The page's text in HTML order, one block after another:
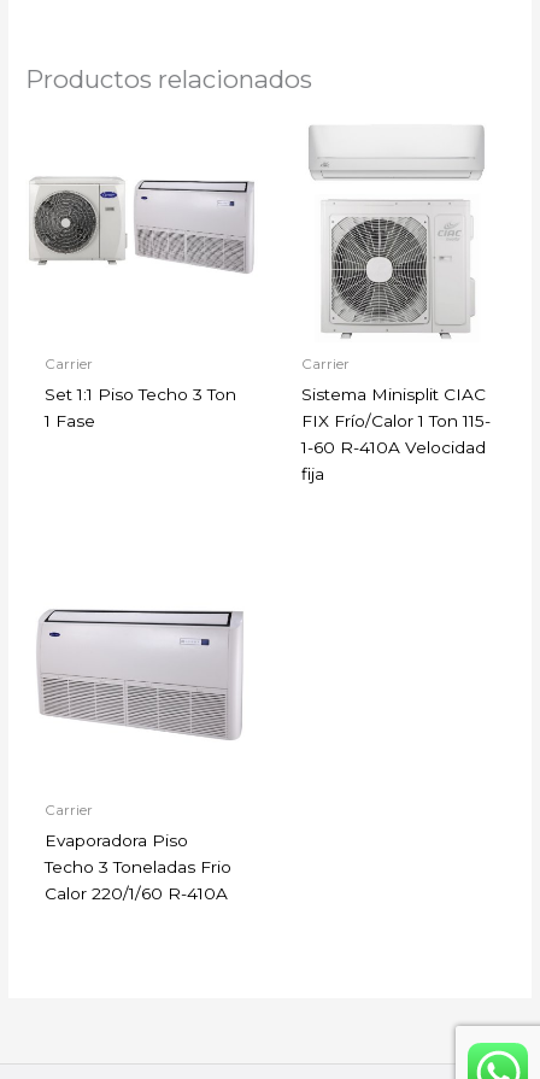
Productos relacionados
Carrier
Set 1:1 Piso Techo 3 Ton
1 Fase
Carrier
Sistema Minisplit CIAC
FIX Frío/Calor 1 Ton 115-
1-60 R-410A Velocidad
fija
Carrier
Evaporadora Piso
Techo 3 Toneladas Frio
Calor 220/1/60 R-410A